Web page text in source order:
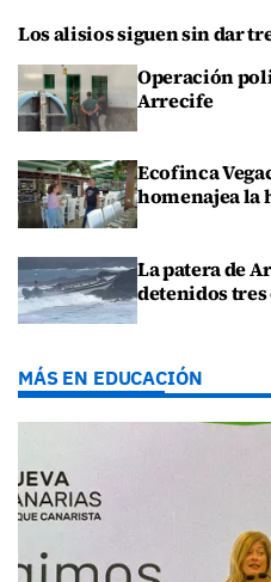
Los alisios siguen sin dar
Operación
Arrecife
Ecofinca
homenajea la
La patera de
detenidos tres
MÁS EN EDUCACIÓN